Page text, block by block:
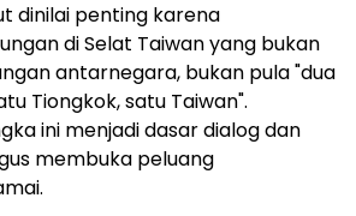
dinilai penting karena
di Selat Taiwan yang bukan
antarnegara, bukan pula "dua
Tiongkok, satu Taiwan".
ini menjadi dasar dialog dan
membuka peluang